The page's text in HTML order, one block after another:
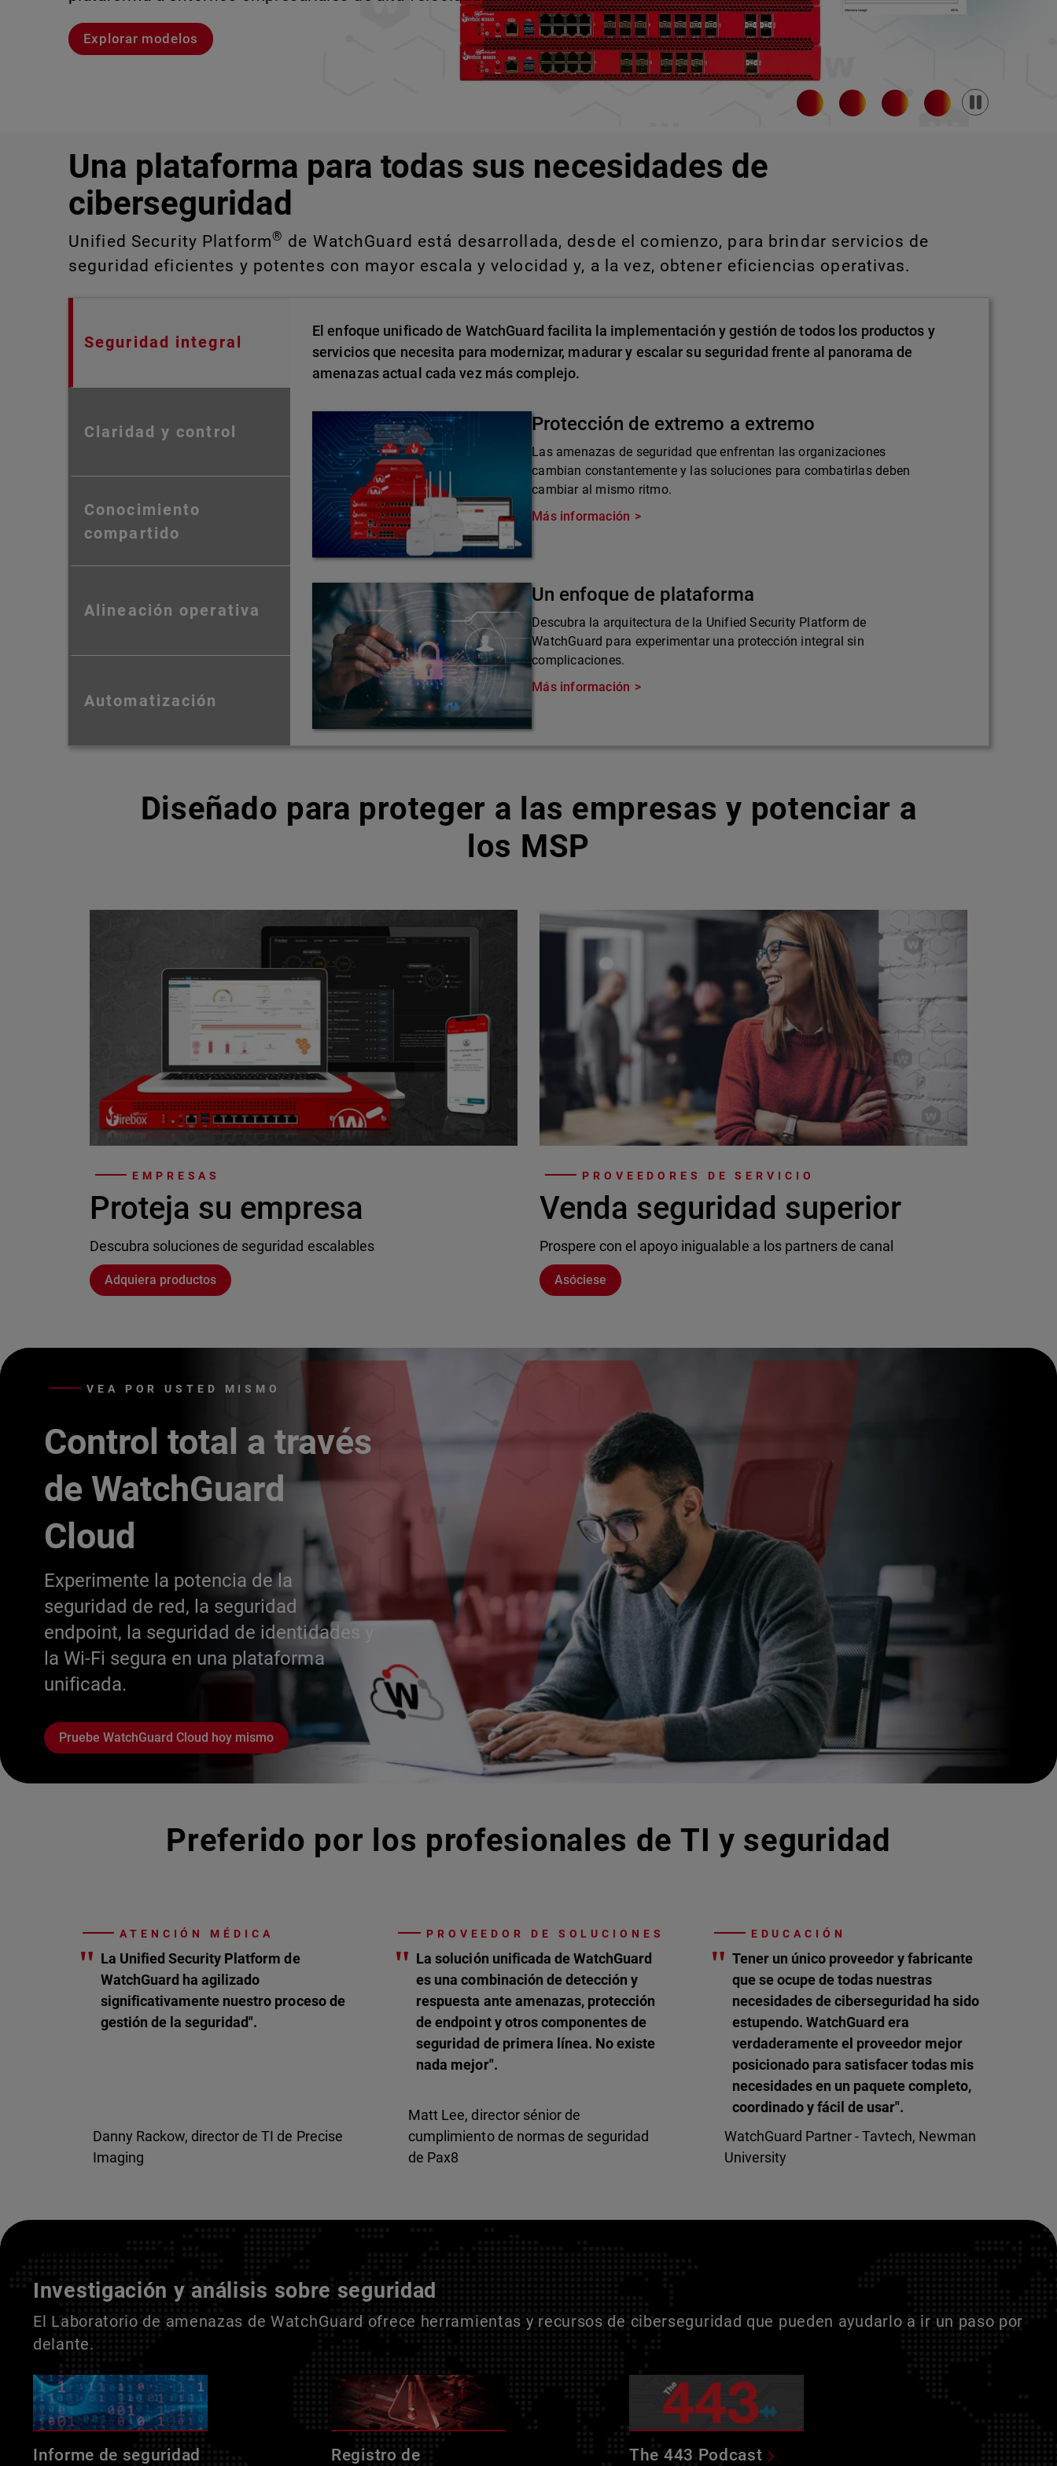
Explorar modelos
Explora CloudDR
Conozcan a Rai
Conozca WatchGuard EDR
Pause
Una plataforma para todas sus necesidades de
ciberseguridad
Unified Security Platform® de WatchGuard está desarrollada, desde el comienzo, para brindar servicios de
seguridad eficientes y potentes con mayor escala y velocidad y, a la vez, obtener eficiencias operativas.
Seguridad integral
Claridad y control
Conocimiento
compartido
Alineación operativa
Automatización
El enfoque unificado de WatchGuard facilita la implementación y gestión de todos los productos y
servicios que necesita para modernizar, madurar y escalar su seguridad frente al panorama de
amenazas actual cada vez más complejo.
Protección de extremo a extremo
Las amenazas de seguridad que enfrentan las organizaciones
cambian constantemente y las soluciones para combatirlas deben
cambiar al mismo ritmo.
Más información
Un enfoque de plataforma
Descubra la arquitectura de la Unified Security Platform de
WatchGuard para experimentar una protección integral sin
complicaciones.
Más información
Diseñado para proteger a las empresas y potenciar a
los MSP
EMPRESAS
Proteja su empresa
Descubra soluciones de seguridad escalables
Adquiera productos
PROVEEDORES DE SERVICIO
Venda seguridad superior
Prospere con el apoyo inigualable a los partners de canal
Asóciese
VEA POR USTED MISMO
Control total a través
de WatchGuard
Cloud
Experimente la potencia de la
seguridad de red, la seguridad
endpoint, la seguridad de identidades y
la Wi-Fi segura en una plataforma
unificada.
Pruebe WatchGuard Cloud hoy mismo
Preferido por los profesionales de TI y seguridad
ATENCIÓN MÉDICA
" La Unified Security Platform de
WatchGuard ha agilizado
significativamente nuestro proceso de
gestión de la seguridad".
Danny Rackow, director de TI de Precise
Imaging
PROVEEDOR DE SOLUCIONES
" La solución unificada de WatchGuard
es una combinación de detección y
respuesta ante amenazas, protección
de endpoint y otros componentes de
seguridad de primera línea. No existe
nada mejor".
Matt Lee, director sénior de
cumplimiento de normas de seguridad
de Pax8
EDUCACIÓN
" Tener un único proveedor y fabricante
que se ocupe de todas nuestras
necesidades de ciberseguridad ha sido
estupendo. WatchGuard era
verdaderamente el proveedor mejor
posicionado para satisfacer todas mis
necesidades en un paquete completo,
coordinado y fácil de usar".
WatchGuard Partner - Tavtech, Newman
University
Investigación y análisis sobre seguridad
El Laboratorio de amenazas de WatchGuard ofrece herramientas y recursos de ciberseguridad que pueden ayudarlo a ir un paso por
delante.
Informe de seguridad
Registro de
The 443 Podcast